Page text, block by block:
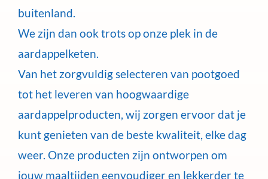
buitenland.
We zijn dan ook trots op onze plek in de
aardappelketen.
Van het zorgvuldig selecteren van pootgoed
tot het leveren van hoogwaardige
aardappelproducten, wij zorgen ervoor dat je
kunt genieten van de beste kwaliteit, elke dag
weer. Onze producten zijn ontworpen om
jouw maaltijden eenvoudiger en lekkerder te